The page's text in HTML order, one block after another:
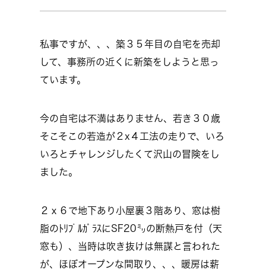
私事ですが、、、築３５年目の自宅を売却
して、事務所の近くに新築をしようと思っ
ています。
今の自宅は不満はありません、若き３０歳
そこそこの若造が２x４工法の走りで、いろ
いろとチャレンジしたくて沢山の冒険をし
ました。
２ｘ６で地下あり小屋裏３階あり、窓は樹
脂のﾄﾘﾌﾟﾙｶﾞﾗｽにSF20㍉の断熱戸を付（天
窓も）、当時は吹き抜けは無謀と言われた
が、ほぼオープンな間取り、、、暖房は薪